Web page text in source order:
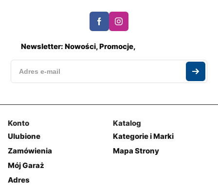
Newsletter: Nowości, Promocje,
Konto
Ulubione
Zamówienia
Mój Garaż
Adres
Katalog
Kategorie i Marki
Mapa Strony